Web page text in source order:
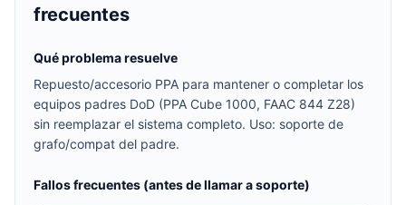
frecuentes
Qué problema resuelve
Repuesto/accesorio PPA para mantener o completar los
equipos padres DoD (PPA Cube 1000, FAAC 844 Z28)
sin reemplazar el sistema completo. Uso: soporte de
grafo/compat del padre.
Fallos frecuentes (antes de llamar a soporte)